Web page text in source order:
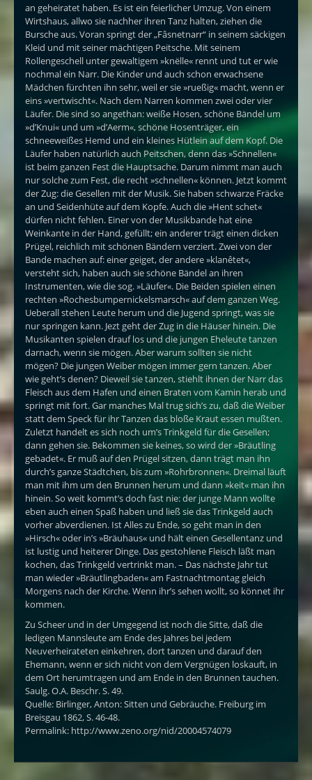
an geheiratet haben. Es ist ein feierlicher Umzug. Von einem
Wirtshaus, allwo sie nachher ihren Tanz halten, ziehen die
Bursche aus. Voran springt der „Fâsnetnarr“ in seinem säckigen
Kleid und mit seiner mächtigen Peitsche. Mit seinem
Rollengeschell unter gewaltigem »knëlle« rennt und tut er wie
nochmal ein Narr. Die Kinder und auch schon erwachsene
Mädchen fürchten ihn sehr, weil er sie »rueßig« macht, wenn er
eins »vertwischt«. Nach dem Narren kommen zwei oder vier
Läufer. Die sind so angethan: weiße Hosen, schöne Bändel um
»d’Knui« und um »d’Aerm«, schöne Hosenträger, ein
schneeweißes Hemd und ein kleines Hütlein auf dem Kopf. Die
Läufer haben natürlich auch Peitschen, denn das »Schnellen«
ist beim ganzen Fest die Hauptsache. Darum nimmt man auch
nur solche zum Fest, die recht »schnellen« können. Jetzt kommt
der Zug: die Gesellen mit der Musik. Sie haben schwarze Fräcke
an und Seidenhüte auf dem Kopfe. Auch die »Hent schet«
dürfen nicht fehlen. Einer von der Musikbande hat eine
Weinkante in der Hand, gefüllt; ein anderer trägt einen dicken
Prügel, reichlich mit schönen Bändern verziert. Zwei von der
Bande machen auf: einer geiget, der andere »klanêtet«,
versteht sich, haben auch sie schöne Bändel an ihren
Instrumenten, wie die sog. »Läufer«. Die Beiden spielen einen
rechten »Rochesbumpernickelsmarsch« auf dem ganzen Weg.
Ueberall stehen Leute herum und die Jugend springt, was sie
nur springen kann. Jezt geht der Zug in die Häuser hinein. Die
Musikanten spielen drauf los und die jungen Eheleute tanzen
darnach, wenn sie mögen. Aber warum sollten sie nicht
mögen? Die jungen Weiber mögen immer gern tanzen. Aber
wie geht’s denen? Dieweil sie tanzen, stiehlt ihnen der Narr das
Fleisch aus dem Hafen und einen Braten vom Kamin herab und
springt mit fort. Gar manches Mal trug sich’s zu, daß die Weiber
statt dem Speck für ihr Tanzen das bloße Kraut essen mußten.
Zuletzt handelt es sich noch um’s Trinkgeld für die Gesellen;
dann gehen sie. Bekommen sie keines, so wird der »Bräutling
gebadet«. Er muß auf den Prügel sitzen, dann trägt man ihn
durch’s ganze Städtchen, bis zum »Rohrbronnen«. Dreimal läuft
man mit ihm um den Brunnen herum und dann »keit« man ihn
hinein. So weit kommt’s doch fast nie: der junge Mann wollte
eben auch einen Spaß haben und ließ sie das Trinkgeld auch
vorher abverdienen. Ist Alles zu Ende, so geht man in den
»Hirsch« oder in’s »Bräuhaus« und hält einen Gesellentanz und
ist lustig und heiterer Dinge. Das gestohlene Fleisch läßt man
kochen, das Trinkgeld vertrinkt man. – Das nächste Jahr tut
man wieder »Bräutlingbaden« am Fastnachtmontag gleich
Morgens nach der Kirche. Wenn ihr’s sehen wollt, so könnet ihr
kommen.
Zu Scheer und in der Umgegend ist noch die Sitte, daß die
ledigen Mannsleute am Ende des Jahres bei jedem
Neuverheirateten einkehren, dort tanzen und darauf den
Ehemann, wenn er sich nicht von dem Vergnügen loskauft, in
dem Ort herumtragen und am Ende in den Brunnen tauchen.
Saulg. O.A. Beschr. S. 49.
Quelle: Birlinger, Anton: Sitten und Gebräuche. Freiburg im
Breisgau 1862, S. 46-48.
Permalink: http://www.zeno.org/nid/20004574079